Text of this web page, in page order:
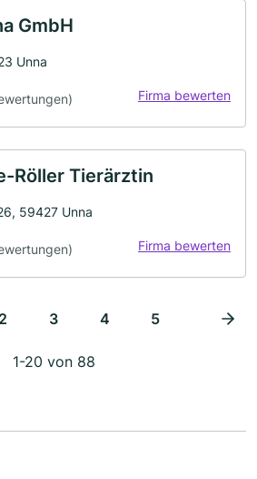
GmbH
Unna
Firma bewerten
Röller Tierärztin
59427 Unna
Firma bewerten
2 3 4 5
1-20 von 88